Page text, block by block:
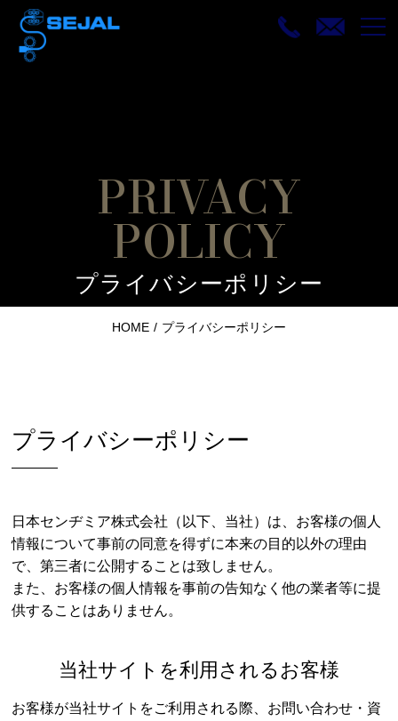
PRIVACY
POLICY
プライバシーポリシー
HOME プライバシーポリシー
プライバシーポリシー
日本センヂミア株式会社（以下、当社）は、お客様の個人
情報について事前の同意を得ずに本来の目的以外の理由
で、第三者に公開することは致しません。
また、お客様の個人情報を事前の告知なく他の業者等に提
供することはありません。
当社サイトを利用されるお客様
お客様が当社サイトをご利用される際、お問い合わせ・資